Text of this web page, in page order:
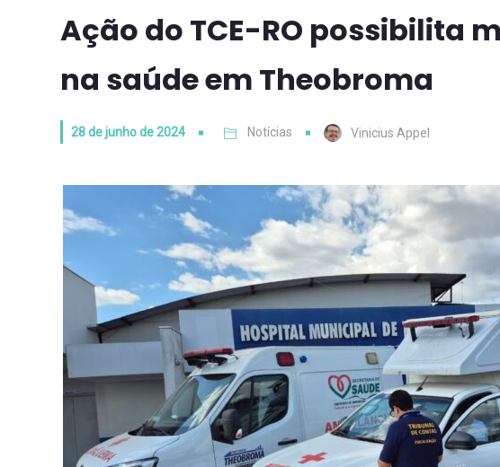
Ação do TCE-RO possibilita
na saúde em Theobroma
28 de junho de 2024 Notícias Vinicius Appel